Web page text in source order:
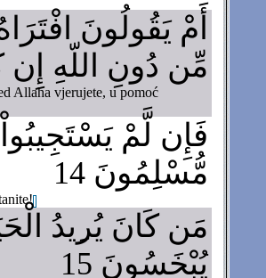
أَمْ يَقُولُونَ
مِّن دُونِ اللّهِ إِن
Allaha vjerujete, u pomoć
فَإِن لَّمْ
مُّسْلِمُونَ 14
مَن كَانَ يُرِيدُ
يُبْخَسُونَ 15